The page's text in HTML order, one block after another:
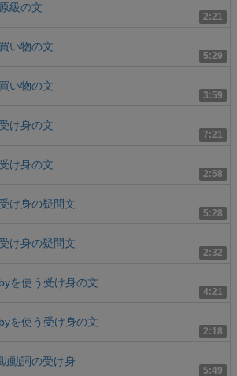
2:21
級の文
5:29
い物の文
3:59
い物の文
7:21
け身の文
2:58
け身の文
5:28
け身の疑問文
2:32
け身の疑問文
4:21
を使う受け身の文
2:18
を使う受け身の文
5:49
動詞の受け身